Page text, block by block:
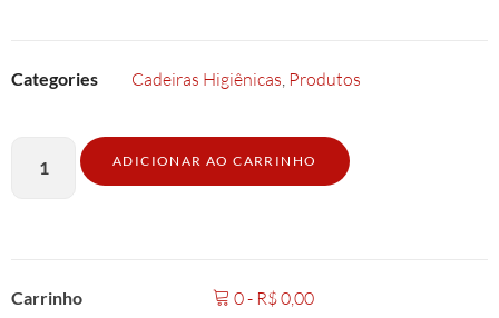
Categories Cadeiras Higiênicas, Produtos
ADICIONAR AO CARRINHO
Carrinho 0- R$0,00